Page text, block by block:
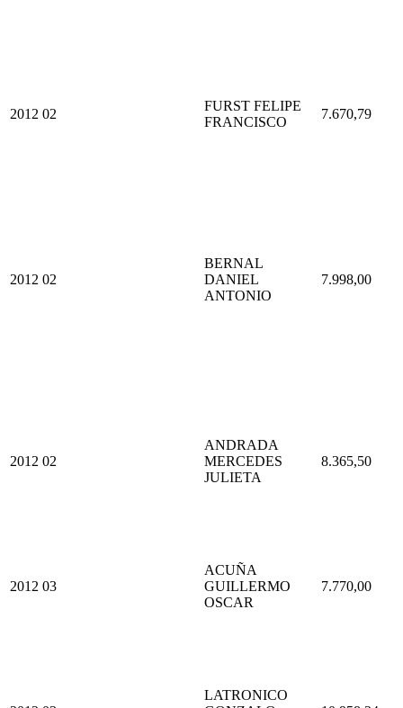
2012 02
FURST FELIPE
FRANCISCO
7.670,79
2012 02
BERNAL
DANIEL
ANTONIO
7.998,00
2012 02
ANDRADA
MERCEDES
JULIETA
8.365,50
2012 03
ACUÑA
GUILLERMO
OSCAR
7.770,00
LATRONICO